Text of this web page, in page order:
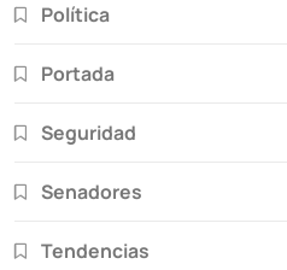
Política
Portada
Seguridad
Senadores
Tendencias